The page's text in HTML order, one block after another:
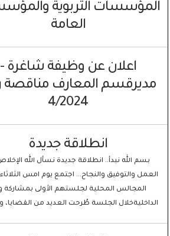
المؤسسات التربوية
العامة
اعلان عن وظيفة شاغرة -
مديرقسم المعارف مناقصة
4/2024
انطلاقة جديدة
بسم الله نبدأ.. انطلاقة جديدة نسأل الله
العمل والتوفيق والنجاح… اجتمع يوم امس
المجالس المحلية لجلستهم الأولى بمشاركة
الداخليةخلال الجلسة طُرحت العديد من القضايا،